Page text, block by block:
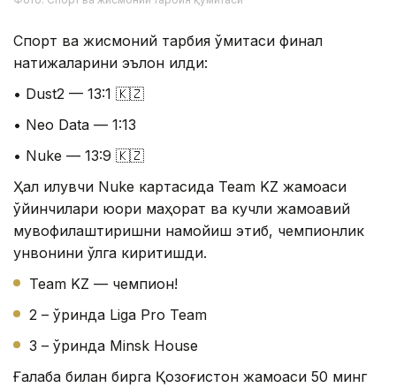
Спорт ва жисмоний тарбия қўмитаси финал
натижаларини эълон қилди:
• Dust2 — 13:1 🇰🇿
• Neo Data — 1:13
• Nuke — 13:9 🇰🇿
Ҳал қилувчи Nuke картасида Team KZ жамоаси
ўйинчилари юқори маҳорат ва кучли жамоавий
мувофиқлаштиришни намойиш этиб, чемпионлик
унвонини қўлга киритишди.
Team KZ — чемпион!
2 – ўринда Liga Pro Team
3 – ўринда Minsk House
Ғалаба билан бирга Қозоғистон жамоаси 50 минг